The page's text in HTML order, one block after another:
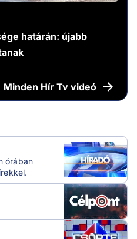
határán: újabb
Minden Hír Tv videó
órában